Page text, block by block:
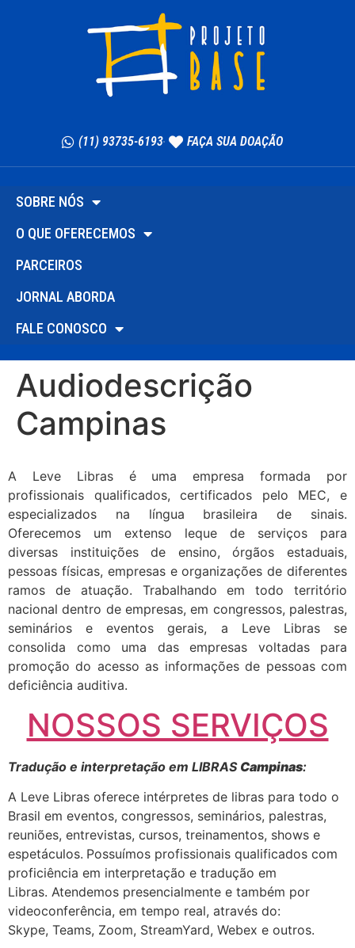
(11) 93735-6193 FAÇA SUA DOAÇÃO
SOBRE NÓS
O QUE OFERECEMOS
PARCEIROS
JORNAL ABORDA
FALE CONOSCO
Audiodescrição
Campinas
A Leve Libras é uma empresa formada por
profissionais qualificados, certificados pelo MEC, e
especializados na língua brasileira de sinais.
Oferecemos um extenso leque de serviços para
diversas instituições de ensino, órgãos estaduais,
pessoas físicas, empresas e organizações de diferentes
ramos de atuação. Trabalhando em todo território
nacional dentro de empresas, em congressos, palestras,
seminários e eventos gerais, a Leve Libras se
consolida como uma das empresas voltadas para
promoção do acesso as informações de pessoas com
deficiência auditiva.
NOSSOS SERVIÇOS
Tradução e interpretação em LIBRAS Campinas:
A Leve Libras oferece intérpretes de libras para todo o
Brasil em eventos, congressos, seminários, palestras,
reuniões, entrevistas, cursos, treinamentos, shows e
espetáculos. Possuímos profissionais qualificados com
proficiência em interpretação e tradução em
Libras. Atendemos presencialmente e também por
videoconferência, em tempo real, através do:
Skype, Teams, Zoom, StreamYard, Webex e outros.